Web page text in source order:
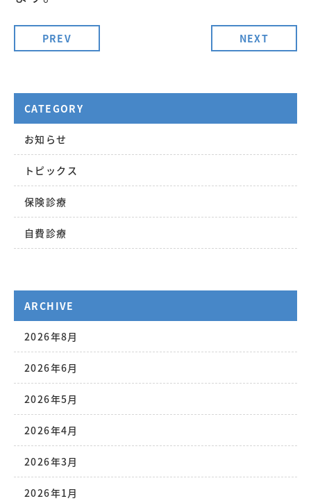
PREV NEXT
CATEGORY
お知らせ
トピックス
保険診療
自費診療
ARCHIVE
2026年8月
2026年6月
2026年5月
2026年4月
2026年3月
2026年1月